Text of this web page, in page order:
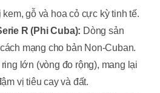
gỗ và hoa cỏ cực kỳ tinh tế.
R (Phi Cuba): Dòng sản
mạng cho bản Non-Cuban.
lớn (vòng đo rộng), mang lại
vị tiêu cay và đất.